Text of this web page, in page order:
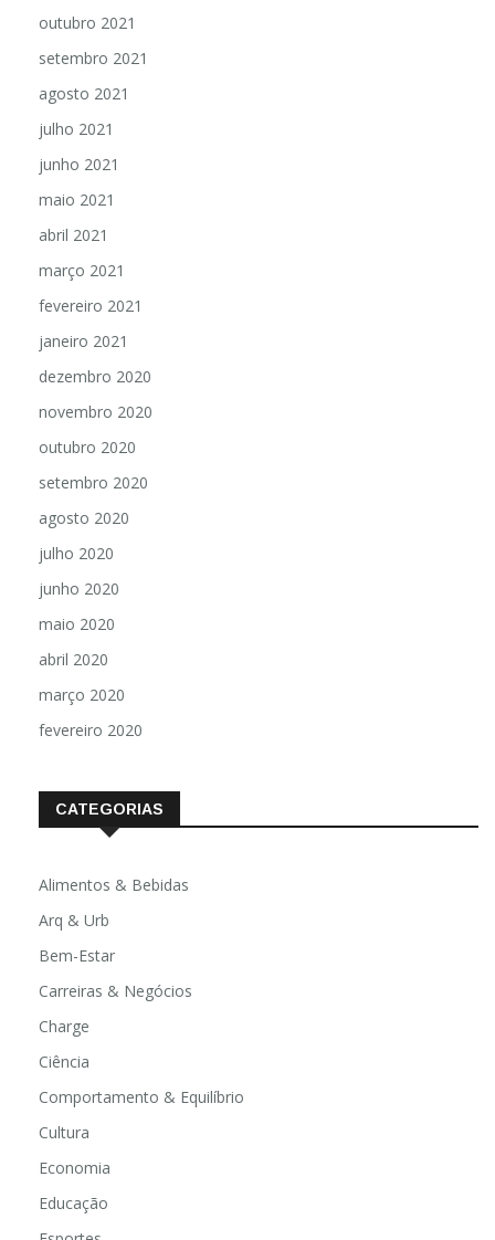
outubro 2021
setembro 2021
agosto 2021
julho 2021
junho 2021
maio 2021
abril 2021
março 2021
fevereiro 2021
janeiro 2021
dezembro 2020
novembro 2020
outubro 2020
setembro 2020
agosto 2020
julho 2020
junho 2020
maio 2020
abril 2020
março 2020
fevereiro 2020
CATEGORIAS
Alimentos & Bebidas
Arq & Urb
Bem-Estar
Carreiras & Negócios
Charge
Ciência
Comportamento & Equilíbrio
Cultura
Economia
Educação